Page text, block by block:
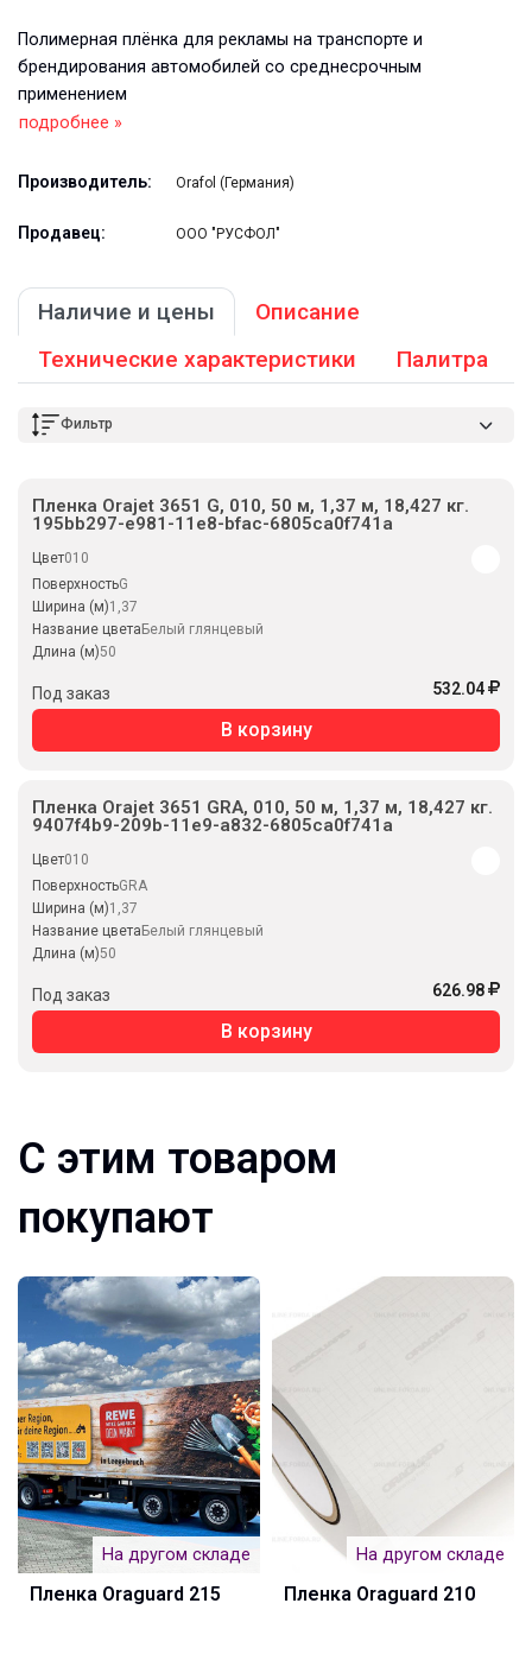
Полимерная плёнка для рекламы на транспорте и
брендирования автомобилей со среднесрочным
применением
подробнее »
Производитель: Orafol (Германия)
Продавец: ООО "РУСФОЛ"
Наличие и цены
Описание
Технические характеристики
Палитра
Фильтр
Пленка Orajet 3651 G, 010, 50 м, 1,37 м, 18,427 кг.
195bb297-e981-11e8-bfac-6805ca0f741a
Цвет010
ПоверхностьG
Ширина (м)1,37
Название цветаБелый глянцевый
Длина (м)50
Под заказ 532.04
В корзину
Пленка Orajet 3651 GRA, 010, 50 м, 1,37 м, 18,427 кг.
9407f4b9-209b-11e9-a832-6805ca0f741a
Цвет010
ПоверхностьGRA
Ширина (м)1,37
Название цветаБелый глянцевый
Длина (м)50
Под заказ 626.98
В корзину
С этим товаром
покупают
На другом складе
Пленка Oraguard 215
На другом складе
Пленка Oraguard 210